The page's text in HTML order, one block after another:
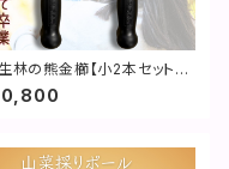
林の熊金櫛【小2本セット】
ヌケセブンSQ